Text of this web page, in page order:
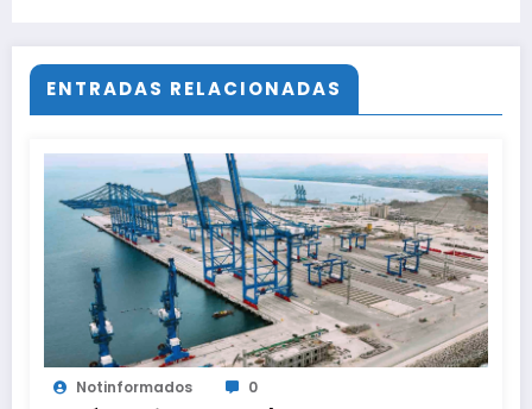
ENTRADAS RELACIONADAS
Notinformados 0